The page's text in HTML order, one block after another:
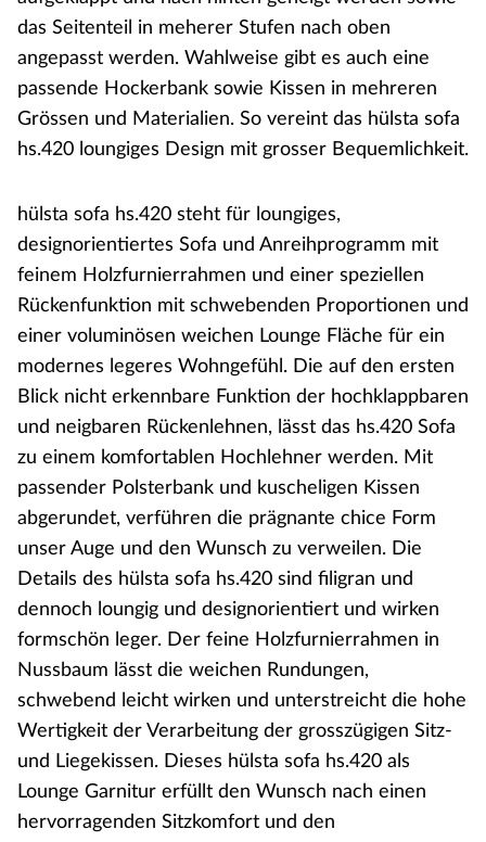
das Seitenteil in meherer Stufen nach oben
angepasst werden. Wahlweise gibt es auch eine
passende Hockerbank sowie Kissen in mehreren
Grössen und Materialien. So vereint das hülsta sofa
hs.420 loungiges Design mit grosser Bequemlichkeit.
hülsta sofa hs.420 steht für loungiges,
designorientiertes Sofa und Anreihprogramm mit
feinem Holzfurnierrahmen und einer speziellen
Rückenfunktion mit schwebenden Proportionen und
einer voluminösen weichen Lounge Fläche für ein
modernes legeres Wohngefühl. Die auf den ersten
Blick nicht erkennbare Funktion der hochklappbaren
und neigbaren Rückenlehnen, lässt das hs.420 Sofa
zu einem komfortablen Hochlehner werden. Mit
passender Polsterbank und kuscheligen Kissen
abgerundet, verführen die prägnante chice Form
unser Auge und den Wunsch zu verweilen. Die
Details des hülsta sofa hs.420 sind filigran und
dennoch loungig und designorientiert und wirken
formschön leger. Der feine Holzfurnierrahmen in
Nussbaum lässt die weichen Rundungen,
schwebend leicht wirken und unterstreicht die hohe
Wertigkeit der Verarbeitung der grosszügigen Sitz-
und Liegekissen. Dieses hülsta sofa hs.420 als
Lounge Garnitur erfüllt den Wunsch nach einen
hervorragenden Sitzkomfort und den